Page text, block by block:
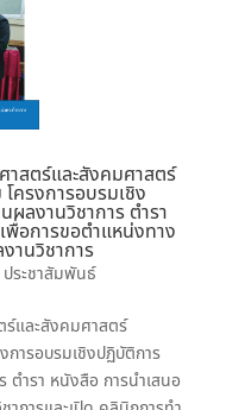
สตร์และสังคมศาสตร์
ครงการอบรมเชิง
ผลงานวิชาการ ตำรา
พื่อการขอตำแหน่งทาง
านวิชาการ
ประชาสัมพันธ์
และสังคมศาสตร์
การอบรมเชิงปฏิบัติการ
ตำรา หนังสือ การนำเสนอ